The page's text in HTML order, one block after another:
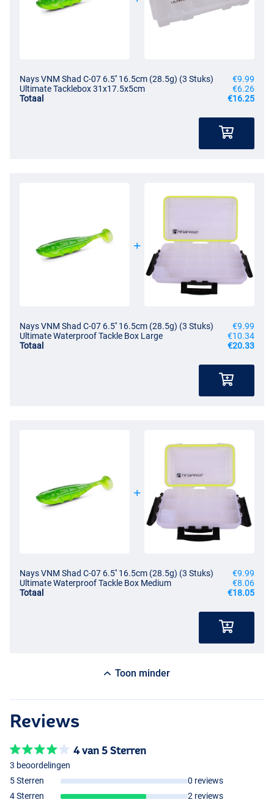
Nays VNM Shad C-07 6.5'' 16.5cm (28.5g) (3 Stuks)
€9.99
Ultimate Tacklebox 31x17.5x5cm
€6.26
Totaal
€16.25
Nays VNM Shad C-07 6.5'' 16.5cm (28.5g) (3 Stuks)
€9.99
Ultimate Waterproof Tackle Box Large
€10.34
Totaal
€20.33
Nays VNM Shad C-07 6.5'' 16.5cm (28.5g) (3 Stuks)
€9.99
Ultimate Waterproof Tackle Box Medium
€8.06
Totaal
€18.05
Toon minder
Reviews
4 van 5 Sterren
3 beoordelingen
5 Sterren
0 reviews
4 Sterren
2 reviews